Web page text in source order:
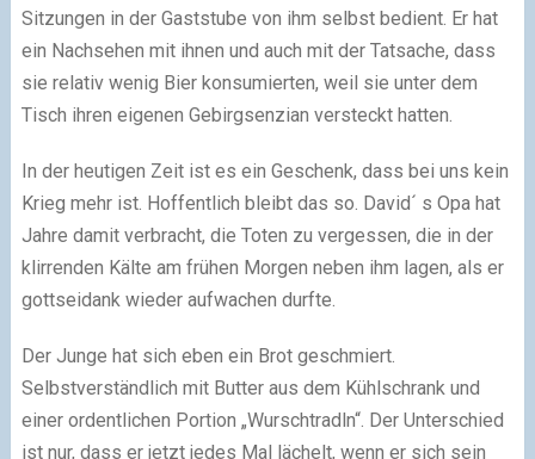
Sitzungen in der Gaststube von ihm selbst bedient. Er hat
ein Nachsehen mit ihnen und auch mit der Tatsache, dass
sie relativ wenig Bier konsumierten, weil sie unter dem
Tisch ihren eigenen Gebirgsenzian versteckt hatten.
In der heutigen Zeit ist es ein Geschenk, dass bei uns kein
Krieg mehr ist. Hoffentlich bleibt das so. David´ s Opa hat
Jahre damit verbracht, die Toten zu vergessen, die in der
klirrenden Kälte am frühen Morgen neben ihm lagen, als er
gottseidank wieder aufwachen durfte.
Der Junge hat sich eben ein Brot geschmiert.
Selbstverständlich mit Butter aus dem Kühlschrank und
einer ordentlichen Portion „Wurschtradln“. Der Unterschied
ist nur, dass er jetzt jedes Mal lächelt, wenn er sich sein